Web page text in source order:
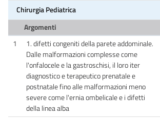
Chirurgia Pediatrica
Argomenti
1
1. difetti congeniti della parete addominale.
Dalle malformazioni complesse come
l'onfalocele e la gastroschisi, il loro iter
diagnostico e terapeutico prenatale e
postnatale fino alle malformazioni meno
severe come l'ernia ombelicale e i difetti
della linea alba